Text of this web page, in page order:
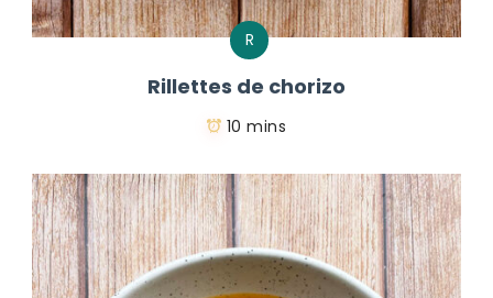
R
Rillettes de chorizo
10 mins